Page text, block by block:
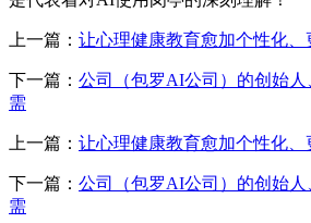
上一篇： 让心理健康教育愈加个性化、
下一篇： 公司（包罗AI公司）的创始人
需
上一篇： 让心理健康教育愈加个性化、
下一篇： 公司（包罗AI公司）的创始人
需